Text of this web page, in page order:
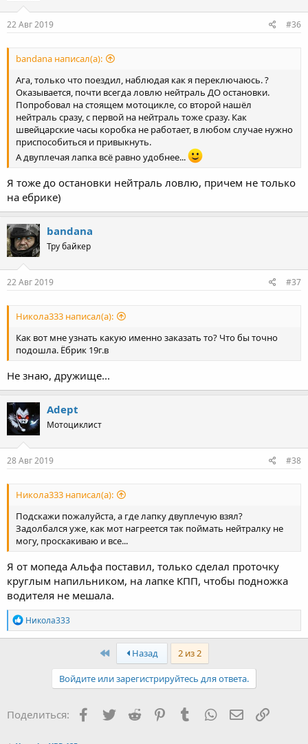
22 Авг 2019 #36
bandana написал(а):
Ага, только что поездил, наблюдая как я переключаюсь. ?
Оказывается, почти всегда ловлю нейтраль ДО остановки.
Попробовал на стоящем мотоцикле, со второй нашёл
нейтраль сразу, с первой на нейтраль тоже сразу. Как
швейцарские часы коробка не работает, в любом случае нужно
приспособиться и привыкнуть.
А двуплечая лапка всё равно удобнее...
Я тоже до остановки нейтраль ловлю, причем не только
на ебрике)
bandana
Тру байкер
22 Авг 2019 #37
Никола333 написал(а):
Как вот мне узнать какую именно заказать то? Что бы точно
подошла. Ёбрик 19г.в
Не знаю, дружище...
Adept
Мотоциклист
28 Авг 2019 #38
Никола333 написал(а):
Подскажи пожалуйста, а где лапку двуплечую взял?
Задолбался уже, как мот нагреется так поймать нейтралку не
могу, проскакиваю и все...
Я от мопеда Альфа поставил, только сделал проточку
круглым напильником, на лапке КПП, чтобы подножка
водителя не мешала.
R
e
a
:
Никола333
First Назад 2 из 2
Войдите или зарегистрируйтесь для ответа.
Поделиться: Facebook
TwitterReddit PinterestTumblr WhatsApp Ссылка